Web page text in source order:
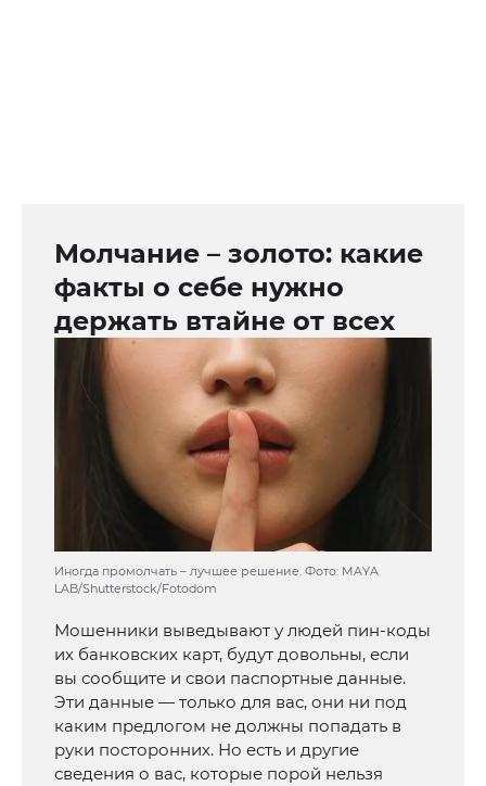
Молчание – золото: какие
факты о себе нужно
держать втайне от всех
Иногда промолчать – лучшее решение. Фото: MAYA
LAB/Shutterstock/Fotodom
Мошенники выведывают у людей пин-коды
их банковских карт, будут довольны, если
вы сообщите и свои паспортные данные.
Эти данные — только для вас, они ни под
каким предлогом не должны попадать в
руки посторонних. Но есть и другие
сведения о вас, которые порой нельзя